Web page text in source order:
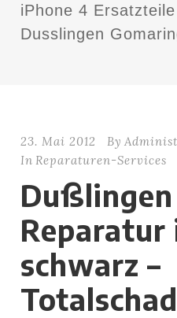
iPhone 4
Dusslingen
23. Mai 2012 By
In Reparaturen-Services
Dußlingen
Reparatur
schwarz –